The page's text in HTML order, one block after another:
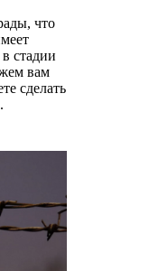
что
стадии
вам
сделать